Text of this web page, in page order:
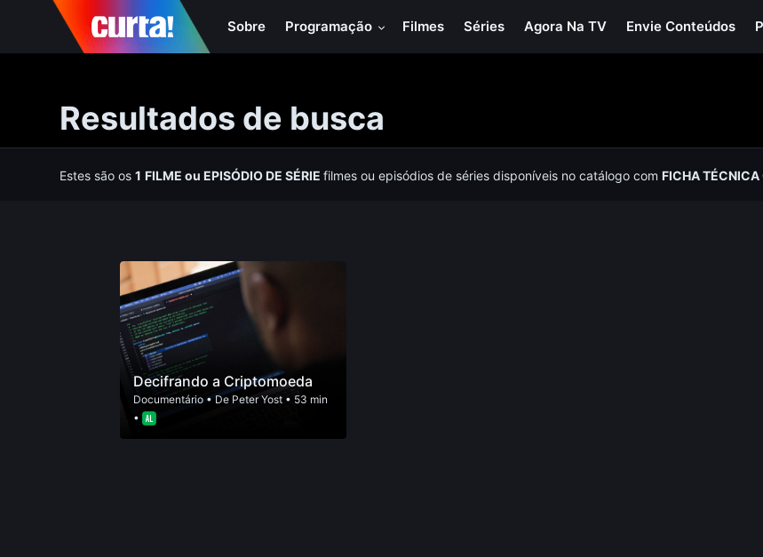
Sobre Programação Filmes Séries Agora Na TV Envie Conteúdos
Resultados de busca
Estes são os1 FILMEou EPISÓDIO DE SÉRIEfilmes ou episódios de séries disponíveis no catálogo comFICHA TÉCNICA
Decifrando a Criptomoeda
Documentário• De Peter Yost• 53 min
•